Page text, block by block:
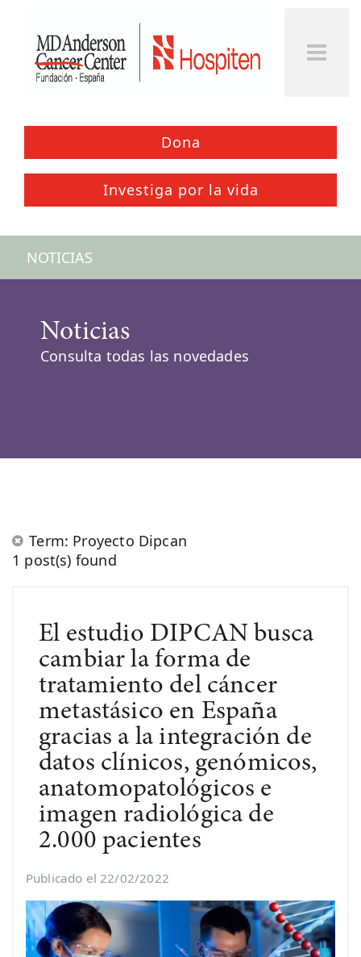
Dona
Investiga por la vida
NOTICIAS
Noticias
Consulta todas las novedades
Term: Proyecto Dipcan
1 post(s) found
El estudio DIPCAN busca
cambiar la forma de
tratamiento del cáncer
metastásico en España
gracias a la integración de
datos clínicos, genómicos,
anatomopatológicos e
imagen radiológica de
2.000 pacientes
Publicado el 22/02/2022